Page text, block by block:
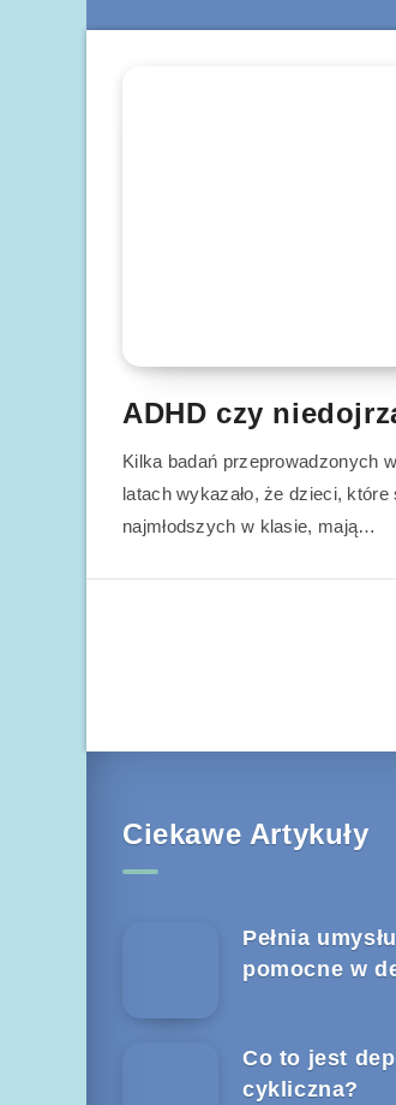
ADHD czy
Kilka badań przeprowadzonych
latach wykazało, że dzieci, które
najmłodszych w klasie, mają…
Ciekawe Artykuły
Pełnia
pomocne w
Co to jest
cykliczna?